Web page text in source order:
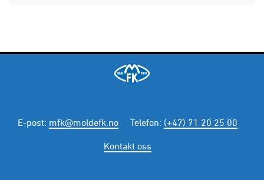
E-post: mfk@moldefk.no Telefon: (+47) 71 20 25 00
Kontakt oss